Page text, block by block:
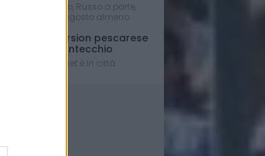
Mercato bloccato, Russo a parte,
fino a dopo Ferragosto almeno
Una full immersion pescarese
per Simone Fontecchio
La stella del basket è in città